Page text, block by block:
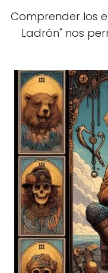
Comprender los
Ladrón" nos